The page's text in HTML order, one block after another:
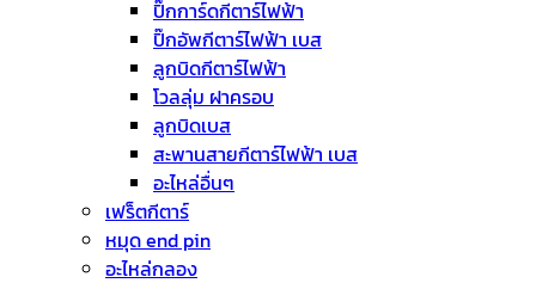
ปิ๊กการ์ดกีตาร์ไฟฟ้า
ปิ๊กอัพกีตาร์ไฟฟ้า เบส
ลูกบิดกีตาร์ไฟฟ้า
โวลลุ่ม ฝาครอบ
ลูกบิดเบส
สะพานสายกีตาร์ไฟฟ้า เบส
อะไหล่อื่นๆ
เฟร็ตกีตาร์
หมุด end pin
อะไหล่กลอง